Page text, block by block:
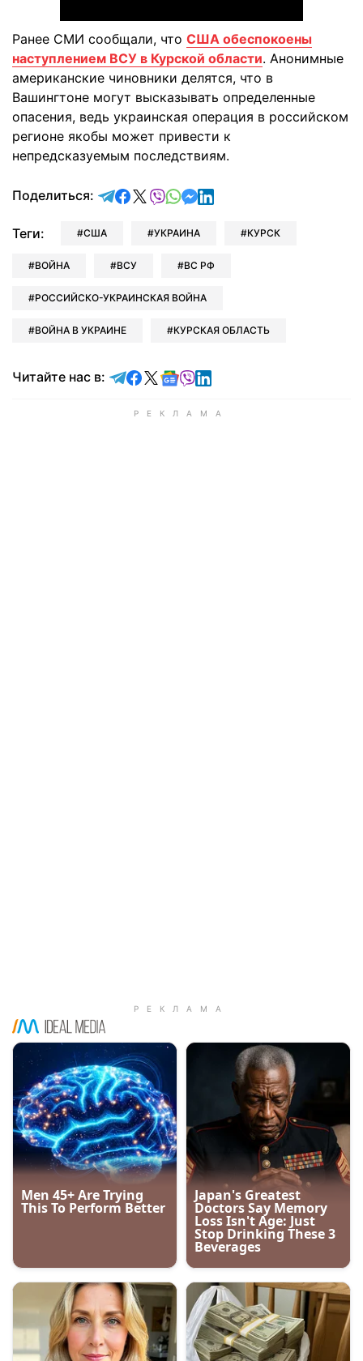
Ранее СМИ сообщали, что США обеспокоены
наступлением ВСУ в Курской области. Анонимные
американские чиновники делятся, что в
Вашингтоне могут высказывать определенные
опасения, ведь украинская операция в российском
регионе якобы может привести к
непредсказуемым последствиям.
Поделиться: отправить в Telegram
поделиться в Facebook
поделиться в X
отправить в Viber
отправить в Whatsapp
отправить в Messenger
отправить в LinkedIn
Теги: США УКРАИНА КУРСК
ВОЙНА ВСУ ВС РФ
РОССИЙСКО-УКРАИНСКАЯ ВОЙНА
ВОЙНА В УКРАИНЕ КУРСКАЯ ОБЛАСТЬ
Читайте нас в: Читайте в Telegram
Читайте в Facebook
Читайте в X
Читайте в Google news
Читайте в Viber
Читайте в LinkedIn